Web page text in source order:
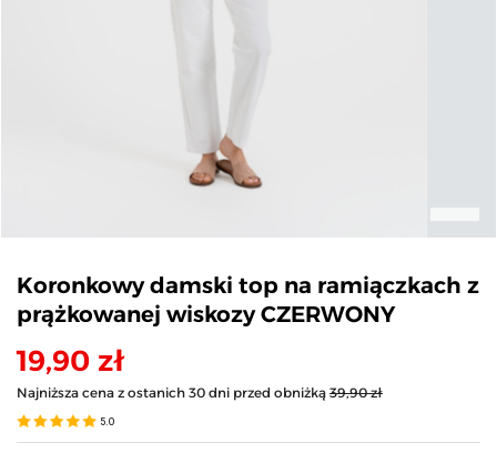
Koronkowy damski top na ramiączkach z
prążkowanej wiskozy CZERWONY
19,90 zł
Najniższa cena z ostanich 30 dni przed obniżką 39,90 zł
5.0